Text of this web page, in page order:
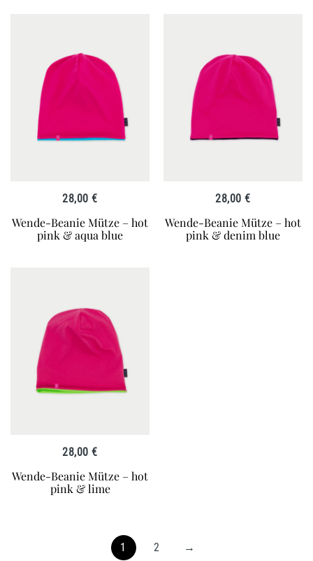
28,00€
Wende-Beanie Mütze – hot
pink & aqua blue
28,00€
Wende-Beanie Mütze – hot
pink & denim blue
28,00€
Wende-Beanie Mütze – hot
pink & lime
1 2 →